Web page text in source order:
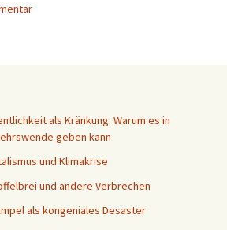
als Kränkung. Warum es in
geben kann
und Klimakrise
und andere Verbrechen
als kongeniales Desaster